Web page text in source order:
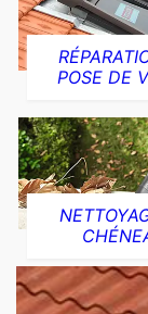
POSE DE